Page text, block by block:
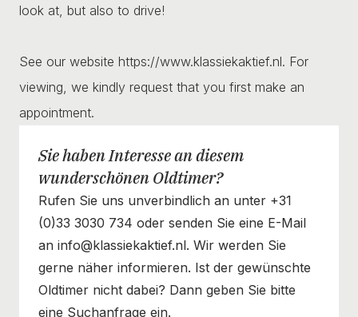
look at, but also to drive!
See our website https://www.klassiekaktief.nl. For
viewing, we kindly request that you first make an
appointment.
Sie haben Interesse an diesem
wunderschönen Oldtimer?
Rufen Sie uns unverbindlich an unter +31
(0)33 3030 734 oder senden Sie eine E-Mail
an info@klassiekaktief.nl. Wir werden Sie
gerne näher informieren. Ist der gewünschte
Oldtimer nicht dabei? Dann geben Sie bitte
eine Suchanfrage ein.